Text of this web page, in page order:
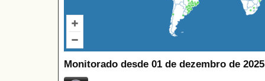
Monitorado desde 01 de dezembro de